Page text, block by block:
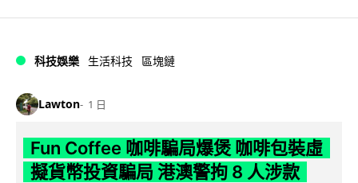
科技娛樂 生活科技 區塊鏈
Lawton 1 日
Fun Coffee 咖啡騙局爆煲 咖啡包裝虛
擬貨幣投資騙局 港澳警拘 8 人涉款